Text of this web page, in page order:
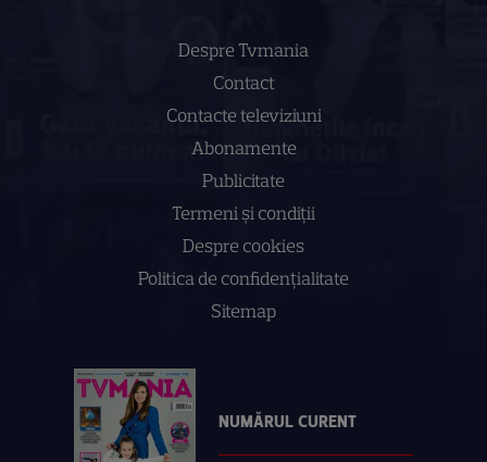
Despre Tvmania
Contact
Contacte televiziuni
Abonamente
Publicitate
Termeni și condiții
Despre cookies
Politica de confidenţialitate
Sitemap
NUMĂRUL CURENT